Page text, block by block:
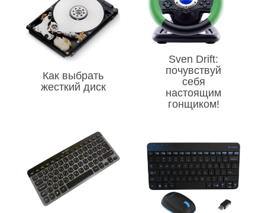
Как выбрать
жесткий диск
Sven Drift:
почувствуй
себя
настоящим
гонщиком!